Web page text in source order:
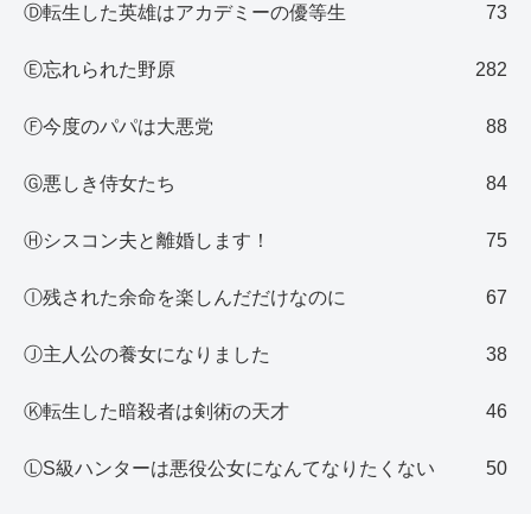
Ⓓ転生した英雄はアカデミーの優等生 73
Ⓔ忘れられた野原 282
Ⓕ今度のパパは大悪党 88
Ⓖ悪しき侍女たち 84
Ⓗシスコン夫と離婚します！ 75
Ⓘ残された余命を楽しんだだけなのに 67
Ⓙ主人公の養女になりました 38
Ⓚ転生した暗殺者は剣術の天才 46
ⓁS級ハンターは悪役公女になんてなりたくない 50